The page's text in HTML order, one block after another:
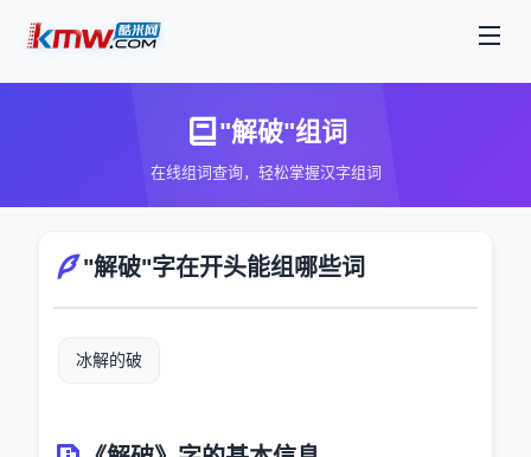
"解破"组词
在线组词查询，轻松掌握汉字组词
"解破"字在开头能组哪些词
冰解的破